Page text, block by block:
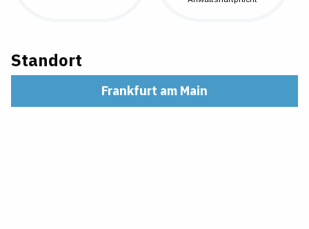
Standort
Frankfurt am Main